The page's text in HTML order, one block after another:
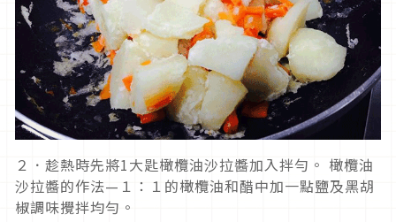
２．趁熱時先將1大匙橄欖油沙拉醬加入拌勻。 橄欖油
沙拉醬的作法—１：１的橄欖油和醋中加一點鹽及黑胡
椒調味攪拌均勻。